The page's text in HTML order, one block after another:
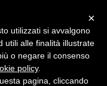
×
utilizzati si avvalgono
utili alle finalità illustrate
o negare il consenso
policy.
pagina, cliccando